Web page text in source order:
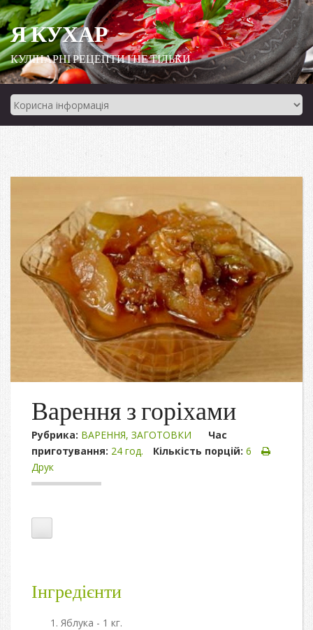
Я КУХАР
КУЛІНАРНІ РЕЦЕПТИ І НЕ ТІЛЬКИ
Варення з горіхами
Рубрика: ВАРЕННЯ, ЗАГОТОВКИ
Час
приготування: 24 год. Кількість порцій: 6
Друк
Інгредієнти
Яблука - 1 кг.